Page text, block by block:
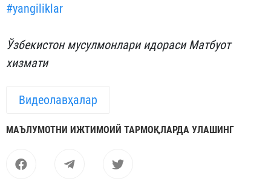
#yangiliklar
Ўзбекистон мусулмонлари идораси Матбуот
хизмати
Видеолавҳалар
МАЪЛУМОТНИ ИЖТИМОИЙ ТАРМОҚЛАРДА УЛАШИНГ